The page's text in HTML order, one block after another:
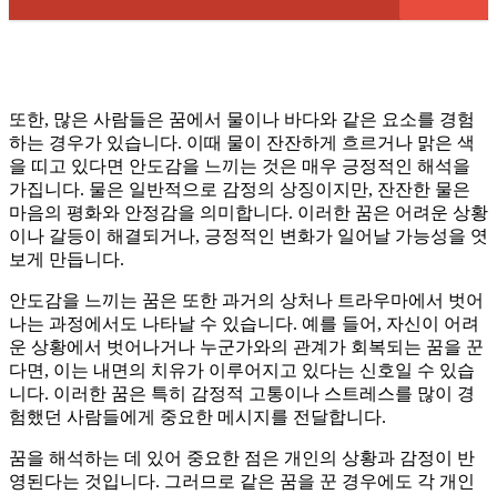
또한, 많은 사람들은 꿈에서 물이나 바다와 같은 요소를 경험
하는 경우가 있습니다. 이때 물이 잔잔하게 흐르거나 맑은 색
을 띠고 있다면 안도감을 느끼는 것은 매우 긍정적인 해석을
가집니다. 물은 일반적으로 감정의 상징이지만, 잔잔한 물은
마음의 평화와 안정감을 의미합니다. 이러한 꿈은 어려운 상황
이나 갈등이 해결되거나, 긍정적인 변화가 일어날 가능성을 엿
보게 만듭니다.
안도감을 느끼는 꿈은 또한 과거의 상처나 트라우마에서 벗어
나는 과정에서도 나타날 수 있습니다. 예를 들어, 자신이 어려
운 상황에서 벗어나거나 누군가와의 관계가 회복되는 꿈을 꾼
다면, 이는 내면의 치유가 이루어지고 있다는 신호일 수 있습
니다. 이러한 꿈은 특히 감정적 고통이나 스트레스를 많이 경
험했던 사람들에게 중요한 메시지를 전달합니다.
꿈을 해석하는 데 있어 중요한 점은 개인의 상황과 감정이 반
영된다는 것입니다. 그러므로 같은 꿈을 꾼 경우에도 각 개인